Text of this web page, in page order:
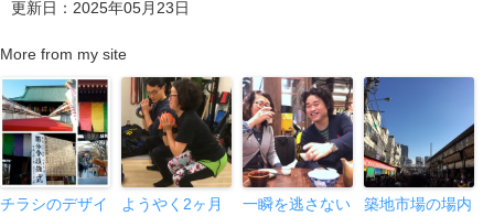
更新日：2025年05月23日
More from my site
チラシのデザイ
ようやく2ヶ月 一瞬を逃さない 築地市場の場内